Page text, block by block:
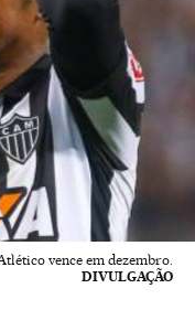
vence em dezembro.
DIVULGAÇÃO